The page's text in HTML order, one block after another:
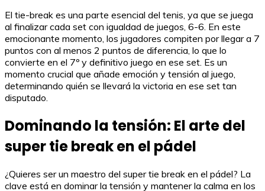
El tie-break es una parte esencial del tenis, ya que se juega
al finalizar cada set con igualdad de juegos, 6-6. En este
emocionante momento, los jugadores compiten por llegar a 7
puntos con al menos 2 puntos de diferencia, lo que lo
convierte en el 7º y definitivo juego en ese set. Es un
momento crucial que añade emoción y tensión al juego,
determinando quién se llevará la victoria en ese set tan
disputado.
Dominando la tensión: El arte del
super tie break en el pádel
¿Quieres ser un maestro del super tie break en el pádel? La
clave está en dominar la tensión y mantener la calma en los